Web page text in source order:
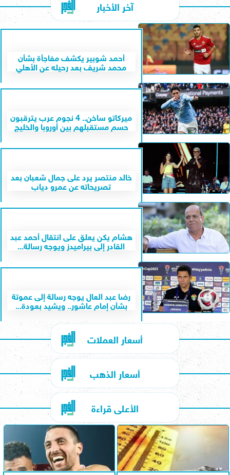
آخر الأخبار
أحمد شوبير يكشف مفاجأة بشأن
محمد شريف بعد رحيله عن الأهلي
ميركاتو ساخن.. 4 نجوم عرب يترقبون
حسم مستقبلهم بين أوروبا والخليج
خالد منتصر يرد على جمال شعبان بعد
تصريحاته عن عمرو دياب
هشام يكن يعلق على انتقال أحمد عبد
القادر إلى بيراميدز ويوجه رسالة...
رضا عبد العال يوجه رسالة إلى عموتة
بشأن إمام عاشور.. ويشيد بعودة...
أسعار العملات
أسعار الذهب
الأعلى قراءة